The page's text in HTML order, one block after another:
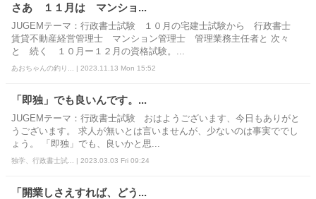
さあ １１月は マンショ...
JUGEMテーマ：行政書士試験 １０月の宅建士試験から 行政書士
賃貸不動産経営管理士 マンション管理士 管理業務主任者と 次々
と 続く １０月ー１２月の資格試験。...
あおちゃんの釣り... | 2023.11.13 Mon 15:52
「即独」でも良いんです。...
JUGEMテーマ：行政書士試験 おはようございます、今日もありがと
うございます。 求人が無いとは言いませんが、少ないのは事実ででし
ょう。 「即独」でも、良いかと思...
独学、行政書士試... | 2023.03.03 Fri 09:24
「開業しさえすれば、どう...